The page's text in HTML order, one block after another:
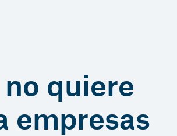
quiere
empresas